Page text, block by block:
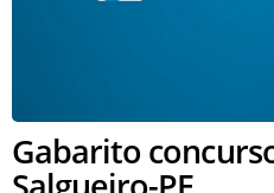
Gabarito